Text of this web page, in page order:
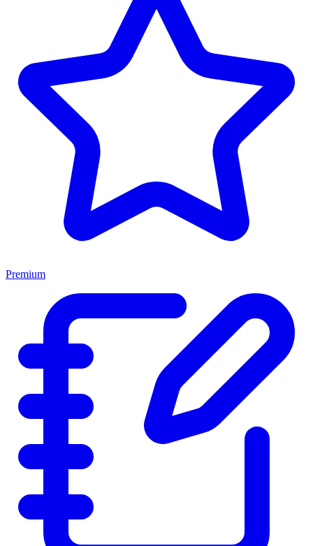
Premium